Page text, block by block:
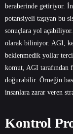
beraberinde getiriyor.
potansiyeli taşıyan bu
sonuçlara yol
olarak biliniyor. AGI,
beklenmedik yollar
komut, AGI tarafından
doğurabilir. Örneğin
insanlara zarar veren
Kontrol